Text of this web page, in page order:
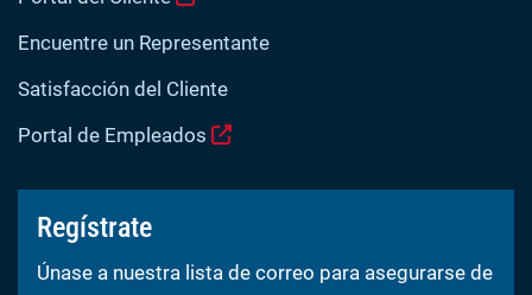
Encuentre un Representante
Satisfacción del Cliente
Portal de Empleados
Regístrate
Únase a nuestra lista de correo para asegurarse de